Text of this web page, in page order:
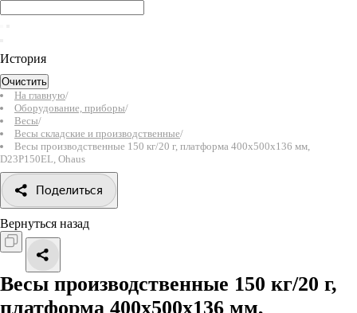
История
Очистить
На главную/
Оборудование, приборы/
Весы/
Весы складские и производственные/
Весы производственные 150 кг/20 г, платформа 400х500х136 мм,
D23P150EL, Ohaus
Поделиться
Вернуться назад
Весы производственные 150 кг/20 г,
платформа 400х500х136 мм,